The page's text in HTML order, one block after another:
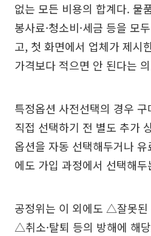
없는 모든 비용의 합계다. 물
봉사료·청소비·세금 등을 모
고, 첫 화면에서 업체가 제시
가격보다 적으면 안 된다는
특정옵션 사전선택의 경우
직접 선택하기 전 별도 추가
옵션을 자동 선택해두거나
에도 가입 과정에서 선택해
공정위는 이 외에도 △잘못
△취소·탈퇴 등의 방해에 해